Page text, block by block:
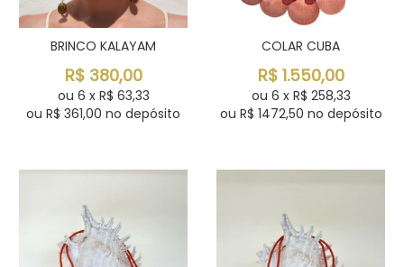
BRINCO KALAYAM
R$ 380,00
ou 6 x R$ 63,33
ou R$ 361,00 no depósito
COLAR CUBA
R$ 1.550,00
ou 6 x R$ 258,33
ou R$ 1472,50 no depósito